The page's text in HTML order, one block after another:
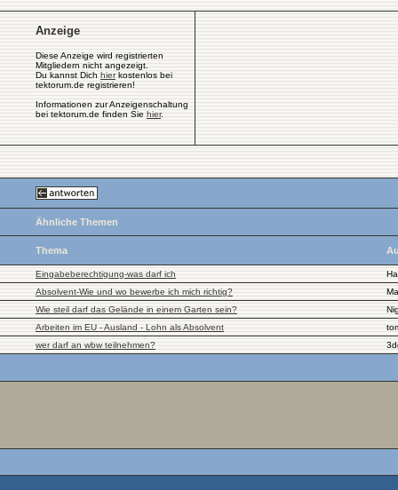
Anzeige
Diese Anzeige wird registrierten
Mitgliedern nicht angezeigt.
Du kannst Dich hierkostenlos bei
tektorum.de registrieren!
Informationen zur Anzeigenschaltung
bei tektorum.de finden Sie hier.
Ähnliche Themen
Thema
Eingabeberechtigung-was darf ich
Absolvent-Wie und wo bewerbe ich mich richtig?
Wie steil darf das Gelände in einem Garten sein?
Arbeiten im EU - Ausland - Lohn als Absolvent
wer darf an wbw teilnehmen?